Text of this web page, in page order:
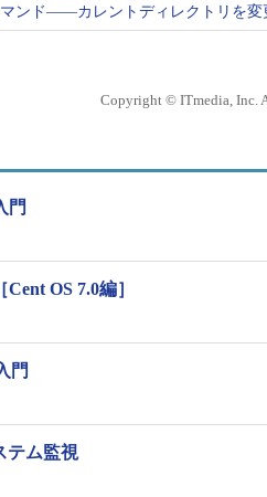
※[ ]は省略可能な引数
がありません。
マンド――カレントディレクトリを変
Copyright © ITmedia, Inc.
門
OS 7.0編］
門
テム監視